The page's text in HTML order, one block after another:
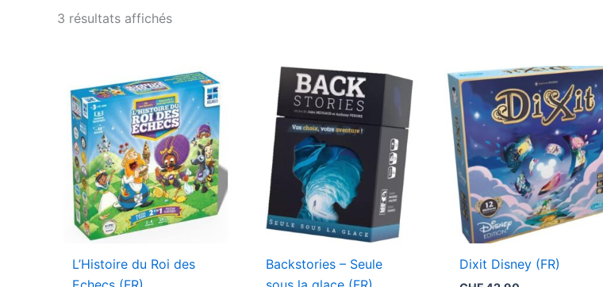
3 résultats affichésTrié
L’Histoire du Roi des
Backstories – Seule
Dixit Disney (FR)